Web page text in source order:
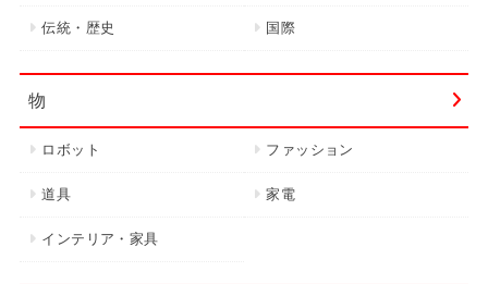
伝統・歴史 国際
物
ロボット ファッション
道具 家電
インテリア・家具